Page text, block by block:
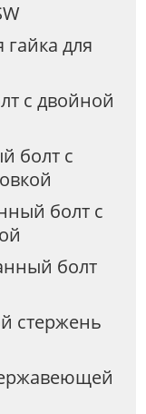
для
с двойной
болт с
болт с
болт
стержень